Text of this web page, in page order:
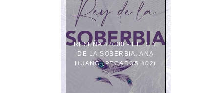
RESEÑA #2000 - EL REY
DE LA SOBERBIA, ANA
HUANG (PECADOS #02)